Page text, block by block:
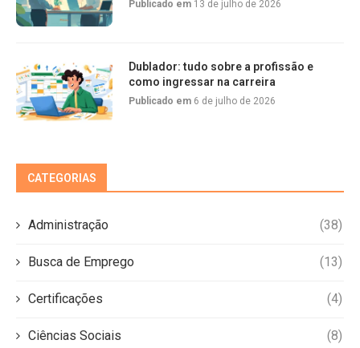
Publicado em 13 de julho de 2026
Dublador: tudo sobre a profissão e
como ingressar na carreira
Publicado em 6 de julho de 2026
CATEGORIAS
Administração (38)
Busca de Emprego (13)
Certificações (4)
Ciências Sociais (8)